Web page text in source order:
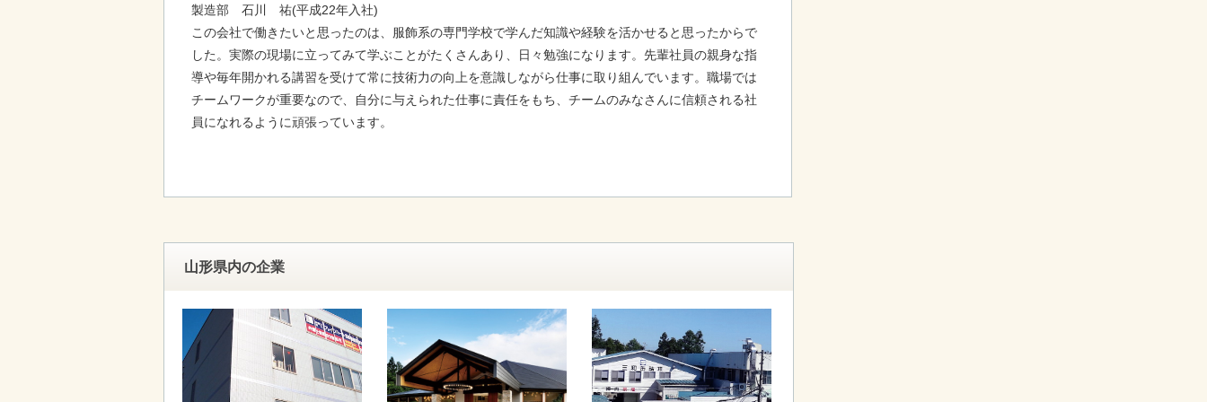
製造部 石川 祐(平成22年入社)
この会社で働きたいと思ったのは、服飾系の専門学校で学んだ知識や経験を活かせると思ったからで
した。実際の現場に立ってみて学ぶことがたくさんあり、日々勉強になります。先輩社員の親身な指
導や毎年開かれる講習を受けて常に技術力の向上を意識しながら仕事に取り組んでいます。職場では
チームワークが重要なので、自分に与えられた仕事に責任をもち、チームのみなさんに信頼される社
員になれるように頑張っています。
山形県内の企業